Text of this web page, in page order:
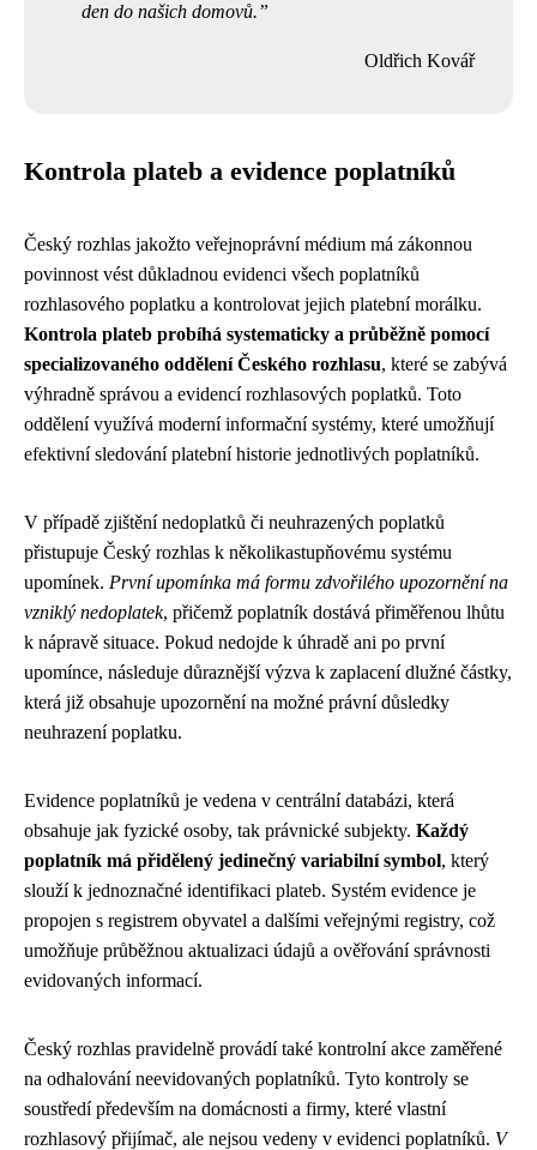
den do našich domovů.
Oldřich Kovář
Kontrola plateb a evidence poplatníků
Český rozhlas jakožto veřejnoprávní médium má zákonnou
povinnost vést důkladnou evidenci všech poplatníků
rozhlasového poplatku a kontrolovat jejich platební morálku.
Kontrola plateb probíhá systematicky a průběžně pomocí
specializovaného oddělení Českého rozhlasu, které se zabývá
výhradně správou a evidencí rozhlasových poplatků. Toto
oddělení využívá moderní informační systémy, které umožňují
efektivní sledování platební historie jednotlivých poplatníků.
V případě zjištění nedoplatků či neuhrazených poplatků
přistupuje Český rozhlas k několikastupňovému systému
upomínek. První upomínka má formu zdvořilého upozornění na
vzniklý nedoplatek, přičemž poplatník dostává přiměřenou lhůtu
k nápravě situace. Pokud nedojde k úhradě ani po první
upomínce, následuje důraznější výzva k zaplacení dlužné částky,
která již obsahuje upozornění na možné právní důsledky
neuhrazení poplatku.
Evidence poplatníků je vedena v centrální databázi, která
obsahuje jak fyzické osoby, tak právnické subjekty. Každý
poplatník má přidělený jedinečný variabilní symbol, který
slouží k jednoznačné identifikaci plateb. Systém evidence je
propojen s registrem obyvatel a dalšími veřejnými registry, což
umožňuje průběžnou aktualizaci údajů a ověřování správnosti
evidovaných informací.
Český rozhlas pravidelně provádí také kontrolní akce zaměřené
na odhalování neevidovaných poplatníků. Tyto kontroly se
soustředí především na domácnosti a firmy, které vlastní
rozhlasový přijímač, ale nejsou vedeny v evidenci poplatníků. V